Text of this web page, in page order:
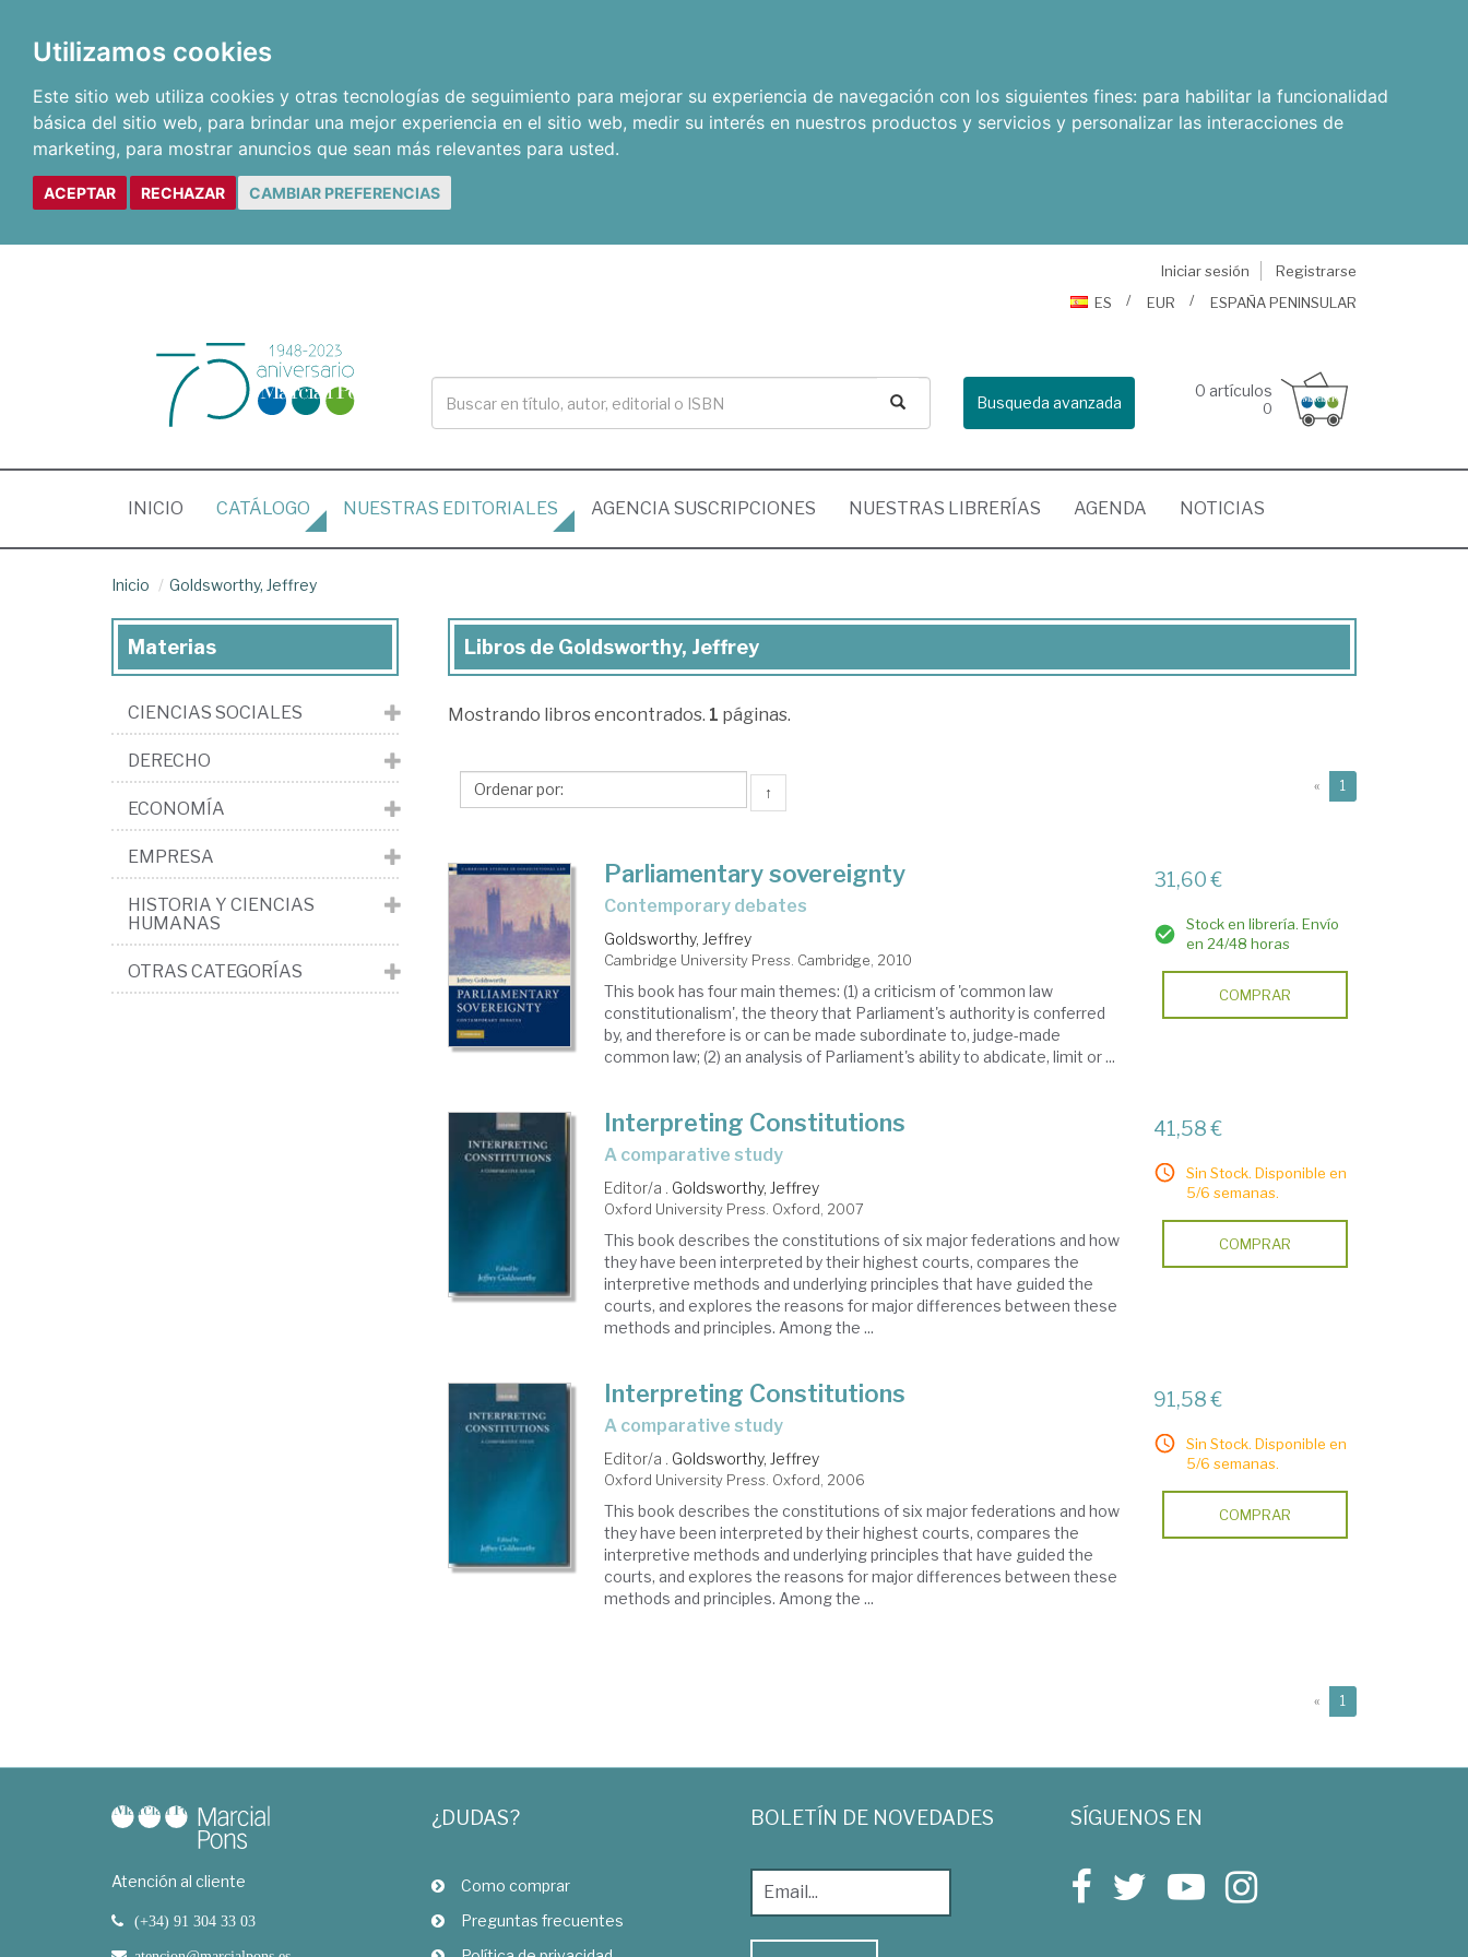
Utilizamos cookies
Este sitio web utiliza cookies y otras tecnologías de seguimiento para mejorar su experiencia de navegación con los siguientes fines: para habilitar la funcionalidad
básica del sitio web, para brindar una mejor experiencia en el sitio web, medir su interés en nuestros productos y servicios y personalizar las interacciones de
marketing, para mostrar anuncios que sean más relevantes para usted.
ACEPTAR RECHAZAR CAMBIAR PREFERENCIAS
Iniciar sesión
Registrarse
ES
EUR ESPAÑA PENINSULAR
Busqueda avanzada
0 artículos
0
INICIO (CURRENT)
CATÁLOGO NUESTRAS EDITORIALES AGENCIA SUSCRIPCIONES NUESTRAS LIBRERÍAS AGENDA NOTICIAS
Inicio Goldsworthy, Jeffrey
Libros
Goldsworthy,
Libros de Goldsworthy, Jeffrey
Mostrando libros encontrados. 1 páginas.
↑ « 1
Parliamentary sovereignty
contemporary debates
Goldsworthy, Jeffrey
Cambridge University Press. Cambridge, 2010
This book has four main themes: (1) a criticism of 'common law
constitutionalism', the theory that Parliament's authority is conferred
by, and therefore is or can be made subordinate to, judge-made
common law; (2) an analysis of Parliament's ability to abdicate, limit or ...
31,60 €
Stock en librería. Envío
en 24/48 horas
COMPRAR
Interpreting Constitutions
a comparative study
Editor/a . Goldsworthy, Jeffrey
Oxford University Press. Oxford, 2007
This book describes the constitutions of six major federations and how
they have been interpreted by their highest courts, compares the
interpretive methods and underlying principles that have guided the
courts, and explores the reasons for major differences between these
methods and principles. Among the ...
41,58 €
Sin Stock. Disponible en
5/6 semanas.
COMPRAR
Interpreting Constitutions
a comparative study
Editor/a . Goldsworthy, Jeffrey
Oxford University Press. Oxford, 2006
This book describes the constitutions of six major federations and how
they have been interpreted by their highest courts, compares the
interpretive methods and underlying principles that have guided the
courts, and explores the reasons for major differences between these
methods and principles. Among the ...
91,58 €
Sin Stock. Disponible en
5/6 semanas.
COMPRAR
« 1
Materias
CIENCIAS SOCIALES
DERECHO
ECONOMÍA
EMPRESA
HISTORIA Y CIENCIAS
HUMANAS
OTRAS CATEGORÍAS
Atención al cliente
(+34) 91 304 33 03
¿DUDAS?
Como comprar
Preguntas frecuentes
BOLETÍN DE NOVEDADES SÍGUENOS EN